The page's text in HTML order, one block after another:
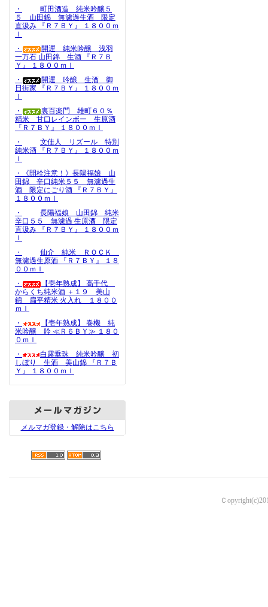
・
町田酒造 純米吟醸５
５ 山田錦 無濾過生酒 限定
直汲み 『Ｒ７ＢＹ』 １８００ｍ
ｌ
・
開運 純米吟醸 浅羽
一万石 山田錦 生酒 『Ｒ７Ｂ
Ｙ』 １８００ｍｌ
・
開運 吟醸 生酒 御
日街家 『Ｒ７ＢＹ』 １８００ｍ
ｌ
・
裏百楽門 雄町６０％
精米 甘口レインボー 生原酒
『Ｒ７ＢＹ』 １８００ｍｌ
・
文佳人 リズール 特別
純米酒 『Ｒ７ＢＹ』 １８００ｍ
ｌ
・《開栓注意！》長陽福娘 山
田錦 辛口純米５５ 無濾過生
酒 限定にごり酒 『Ｒ７ＢＹ』
１８００ｍｌ
・
長陽福娘 山田錦 純米
辛口５５ 無濾過 生原酒 限定
直汲み 『Ｒ７ＢＹ』 １８００ｍ
ｌ
・
仙介 純米 ＲＯＣＫ
無濾過生原酒 『Ｒ７ＢＹ』 １８
００ｍｌ
・
【壱年熟成】 高千代
からくち純米酒 ＋１９ 美山
錦 扁平精米 火入れ １８００
ｍｌ
・
【壱年熟成】 巻機 純
米吟醸 吟 ≪Ｒ６ＢＹ≫ １８０
０ｍｌ
・
白露垂珠 純米吟醸 初
しぼり 生酒 美山錦 『Ｒ７Ｂ
Ｙ』 １８００ｍｌ
メルマガ登録・解除はこちら
Ｃ